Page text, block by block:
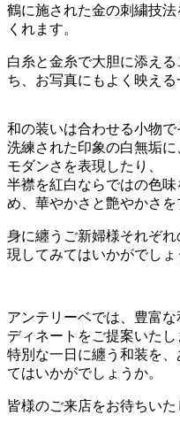
鶴に施された金の刺繍技
くれます。
白糸と金糸で大胆に添え
ち、お写真にもよく映える
和の装いは合わせる小物で
洗練された印象の白無垢
モダンさを表現したり、
半襟を紅白ならではの色
め、華やかさと艶やかさを
身に纏うご新婦様それぞ
現してみてはいかがでしょ
アンテリーベでは、豊富
ディネートをご提案いたし
特別な一日に纏う和装を
てはいかがでしょうか。
皆様のご来店をお待ちいた